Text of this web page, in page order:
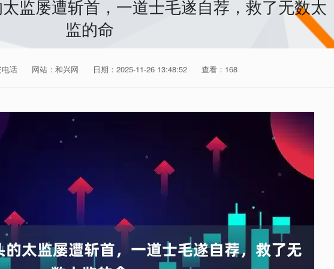
监屡遭斩首，一道士毛遂自荐，救了无数太
监的命
话 网站：和兴网 日期：2025-11-26 13:48:52 查看：168